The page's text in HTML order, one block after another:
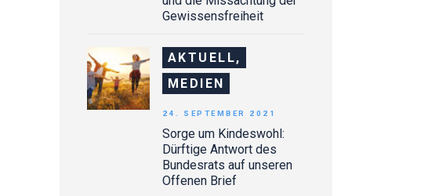
Gewissensfreiheit
AKTUELL,
MEDIEN
Sorge um Kindeswohl:
Dürftige Antwort des
Bundesrats auf unseren
Offenen Brief
24. SEPTEMBER 2021